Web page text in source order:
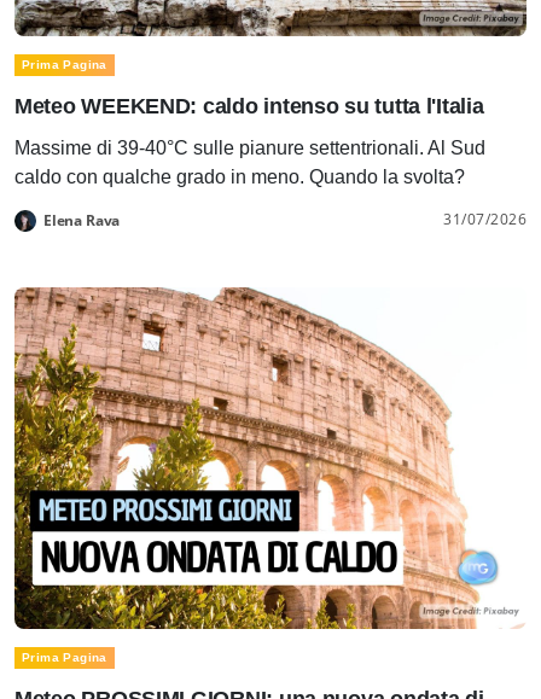
Prima Pagina
Meteo WEEKEND: caldo intenso su tutta l'Italia
Massime di 39-40°C sulle pianure settentrionali. Al Sud
caldo con qualche grado in meno. Quando la svolta?
Elena Rava 31/07/2026
Prima Pagina